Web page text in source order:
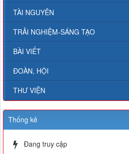
TÀI NGUYÊN
TRẢI NGHIỆM-SÁNG TẠO
BÀI VIẾT
ĐOÀN, HỘI
THƯ VIỆN
Thống kê
Đang truy cập